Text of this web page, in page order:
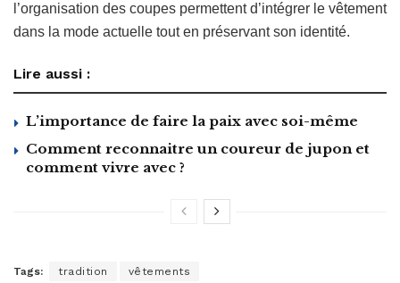
l’organisation des coupes permettent d’intégrer le vêtement
dans la mode actuelle tout en préservant son identité.
Lire aussi :
L’importance de faire la paix avec soi-même
Comment reconnaitre un coureur de jupon et
comment vivre avec ?
Tags: tradition vêtements